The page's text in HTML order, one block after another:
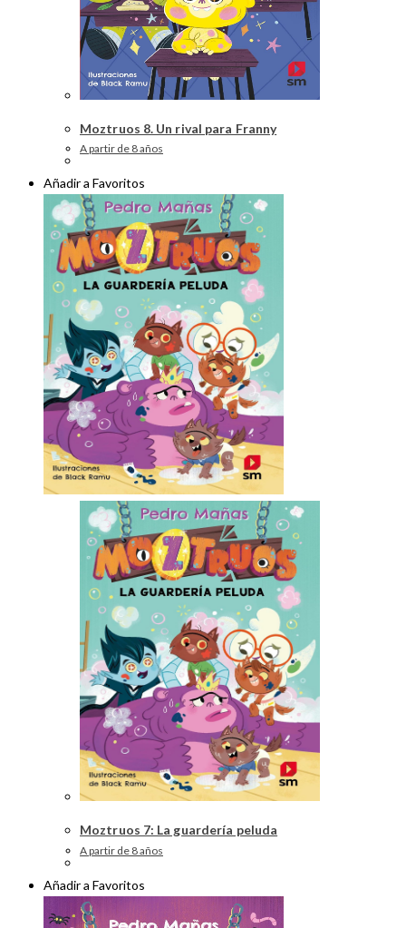
Moztruos 8. Un rival para Franny
A partir de 8 años
Añadir a Favoritos
Moztruos 7: La guardería peluda
A partir de 8 años
Añadir a Favoritos